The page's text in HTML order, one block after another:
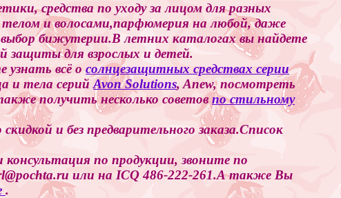
средства по уходу за лицом для разных
телом и волосами,парфюмерия на любой, даже
бижутерии.В летних каталогах вы найдете
защиты для взрослых и детей.
всё о солнцезащитных средствах серии
и тела серий Avon Solutions, Anew, посмотреть
получить несколько советов по стильному
и без предварительного заказа.Список
по продукции, звоните по
или на ICQ 486-222-261.А также Вы
.